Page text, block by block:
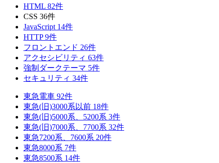
HTML 82件
CSS 36件
JavaScript 14件
HTTP9件
フロントエンド 26件
アクセシビリティ 63件
強制ダークテーマ 5件
セキュリティ 34件
東急電車 92件
東急(旧)3000系以前 18件
東急(旧)5000系、5200系 3件
東急(旧)7000系、7700系 32件
東急7200系、7600系 20件
東急8000系 7件
東急8500系 14件